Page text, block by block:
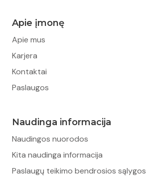
Apie įmonę
Apie mus
Karjera
Kontaktai
Paslaugos
Naudinga informacija
Naudingos nuorodos
Kita naudinga informacija
Paslaugų teikimo bendrosios sąlygos